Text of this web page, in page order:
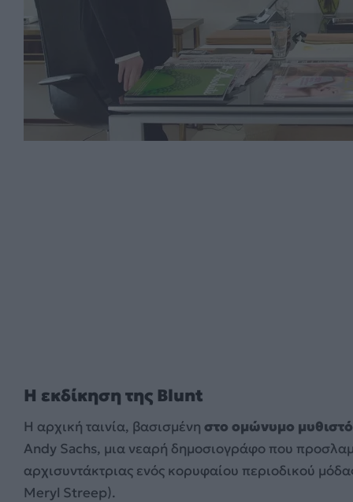
Η εκδίκηση της Blunt
Η αρχική ταινία, βασισμένη στο ομώνυμο
Andy Sachs, μια νεαρή δημοσιογράφο που
αρχισυντάκτριας ενός κορυφαίου περιοδικού
Meryl Streep).